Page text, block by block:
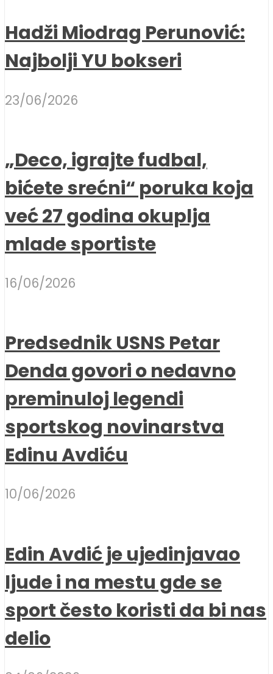
Hadži Miodrag Perunović:
Najbolji YU bokseri
23/06/2026
„Deco, igrajte fudbal,
bićete srećni“ poruka koja
već 27 godina okuplja
mlade sportiste
16/06/2026
Predsednik USNS Petar
Denda govori o nedavno
preminuloj legendi
sportskog novinarstva
Edinu Avdiću
10/06/2026
Edin Avdić je ujedinjavao
ljude i na mestu gde se
sport često koristi da bi nas
delio